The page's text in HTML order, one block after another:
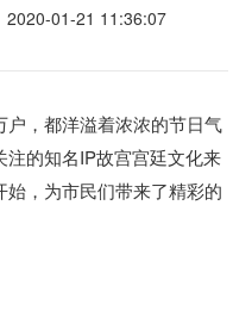
2020-01-21 11:36:07
，都洋溢着浓浓的节日气
的知名IP故宫宫廷文化来
，为市民们带来了精彩的